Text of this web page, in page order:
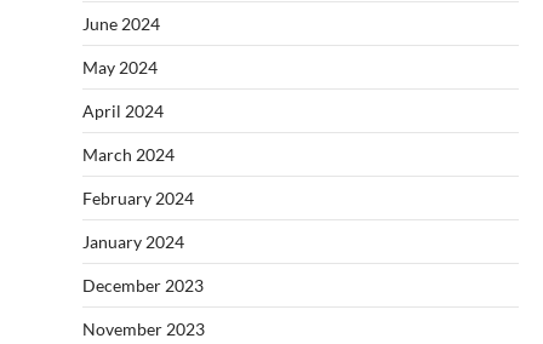
June 2024
May 2024
April 2024
March 2024
February 2024
January 2024
December 2023
November 2023